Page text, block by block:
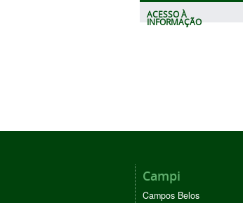
ACESSO À
INFORMAÇÃO
Campi
Campos Belos